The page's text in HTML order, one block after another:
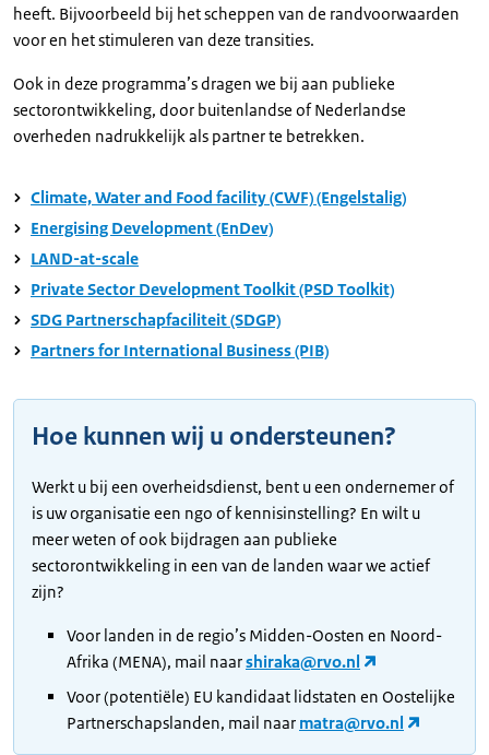
heeft. Bijvoorbeeld bij het scheppen van de randvoorwaarden
voor en het stimuleren van deze transities.
Ook in deze programma’s dragen we bij aan publieke
sectorontwikkeling, door buitenlandse of Nederlandse
overheden nadrukkelijk als partner te betrekken.
Climate, Water and Food facility (CWF) (Engelstalig)
Energising Development (EnDev)
LAND-at-scale
Private Sector Development Toolkit (PSD Toolkit)
SDG Partnerschapfaciliteit (SDGP)
Partners for International Business (PIB)
Hoe kunnen wij u ondersteunen?
Werkt u bij een overheidsdienst, bent u een ondernemer of
is uw organisatie een ngo of kennisinstelling? En wilt u
meer weten of ook bijdragen aan publieke
sectorontwikkeling in een van de landen waar we actief
zijn?
Voor landen in de regio’s Midden-Oosten en Noord-
Afrika (MENA), mail naarshiraka@rvo.nl
Voor (potentiële) EU kandidaat lidstaten en Oostelijke
Partnerschapslanden, mail naar matra@rvo.nl